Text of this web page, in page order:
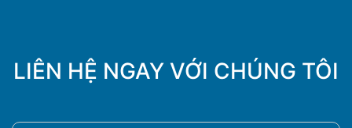
LIÊN HỆ NGAY VỚI CHÚNG TÔI